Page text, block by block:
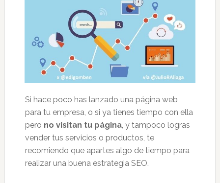
Si hace poco has lanzado una página web
para tu empresa, o si ya tienes tiempo con ella
pero no visitan tu página, y tampoco logras
vender tus servicios o productos, te
recomiendo que apartes algo de tiempo para
realizar una buena estrategia SEO.